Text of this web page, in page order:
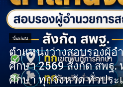
ข้อสอบ
ตำแหน่งว่างสอบรองผู้อ
ศึกษา 2569 สังกัด สพฐ.
ศึกษา ทุกจังหวัด ทั่วประ